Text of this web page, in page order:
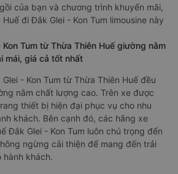
của bạn và chương trình khuyến mãi,
đi Đắk Glei - Kon Tum limousine này
Tum từ Thừa Thiên Huế giường nằm
mái, giá cả tốt nhất
- Kon Tum từ Thừa Thiên Huế đều
nằm chất lượng cao. Trên xe được
thiết bị hiện đại phục vụ cho nhu
khách. Bên cạnh đó, các hãng xe
Đắk Glei - Kon Tum luôn chú trọng đến
ngừng cải thiện để mang đến trải
hành khách.